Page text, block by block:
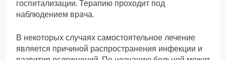
госпитализации. Терапию проходит под
наблюдением врача.
В некоторых случаях самостоятельное лечение
является причиной распространения инфекции и